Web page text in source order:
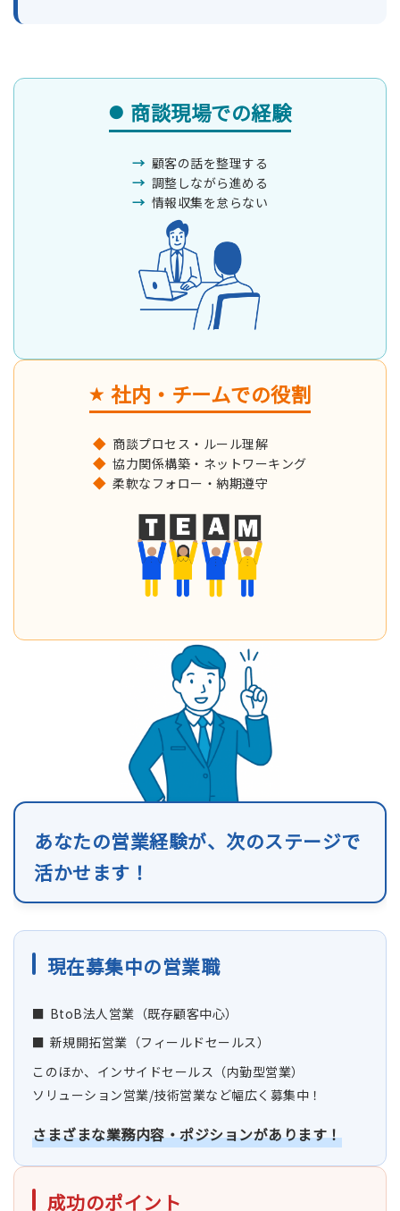
商談現場での経験
顧客の話を整理する
調整しながら進める
情報収集を怠らない
社内・チームでの役割
商談プロセス・ルール理解
協力関係構築・ネットワーキング
柔軟なフォロー・納期遵守
あなたの営業経験が、次のステージで
活かせます！
現在募集中の営業職
BtoB法人営業（既存顧客中心）
新規開拓営業（フィールドセールス）
このほか、インサイドセールス（内勤型営業）
ソリューション営業/技術営業など幅広く募集中！
さまざまな業務内容・ポジションがあります！
成功のポイント